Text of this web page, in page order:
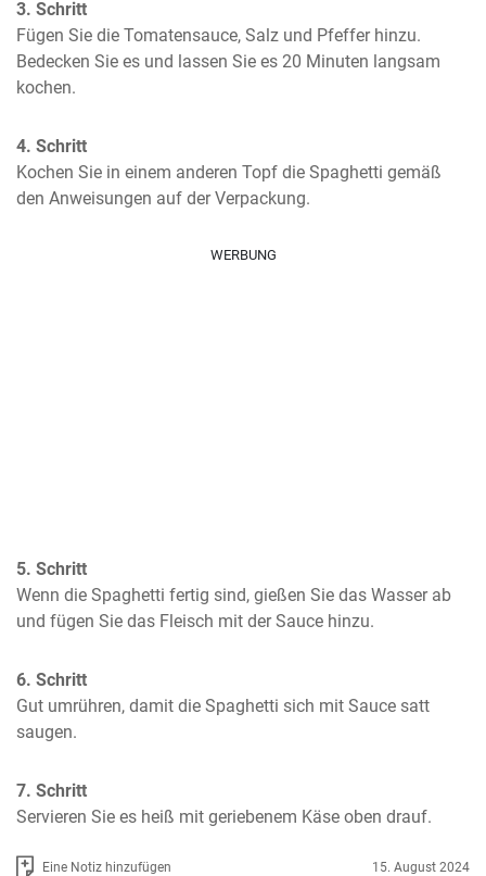
3. Schritt
Fügen Sie die Tomatensauce, Salz und Pfeffer hinzu.
Bedecken Sie es und lassen Sie es 20 Minuten langsam
kochen.
4. Schritt
Kochen Sie in einem anderen Topf die Spaghetti gemäß
den Anweisungen auf der Verpackung.
WERBUNG
5. Schritt
Wenn die Spaghetti fertig sind, gießen Sie das Wasser ab
und fügen Sie das Fleisch mit der Sauce hinzu.
6. Schritt
Gut umrühren, damit die Spaghetti sich mit Sauce satt
saugen.
7. Schritt
Servieren Sie es heiß mit geriebenem Käse oben drauf.
Eine Notiz hinzufügen 15. August 2024